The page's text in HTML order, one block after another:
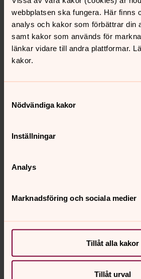
webbplatsen ska fungera. Här finns
analys och kakor som förbättrar din
samt kakor som används för
länkar vidare till andra plattformar.
kakor.
Nödvändiga kakor
Inställningar
Analys
Marknadsföring och sociala medier
Tillåt alla kakor
Tillåt urval